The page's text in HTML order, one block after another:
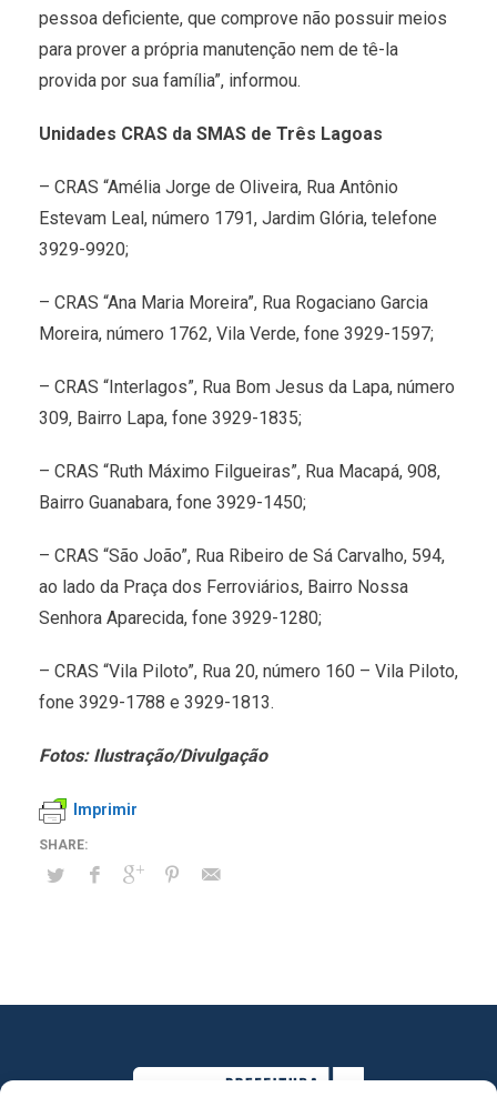
pessoa deficiente, que comprove não possuir meios
para prover a própria manutenção nem de tê-la
provida por sua família”, informou.
Unidades CRAS da SMAS de Três Lagoas
– CRAS “Amélia Jorge de Oliveira, Rua Antônio
Estevam Leal, número 1791, Jardim Glória, telefone
3929-9920;
– CRAS “Ana Maria Moreira”, Rua Rogaciano Garcia
Moreira, número 1762, Vila Verde, fone 3929-1597;
– CRAS “Interlagos”, Rua Bom Jesus da Lapa, número
309, Bairro Lapa, fone 3929-1835;
– CRAS “Ruth Máximo Filgueiras”, Rua Macapá, 908,
Bairro Guanabara, fone 3929-1450;
– CRAS “São João”, Rua Ribeiro de Sá Carvalho, 594,
ao lado da Praça dos Ferroviários, Bairro Nossa
Senhora Aparecida, fone 3929-1280;
– CRAS “Vila Piloto”, Rua 20, número 160 – Vila Piloto,
fone 3929-1788 e 3929-1813.
Fotos: Ilustração/Divulgação
Imprimir